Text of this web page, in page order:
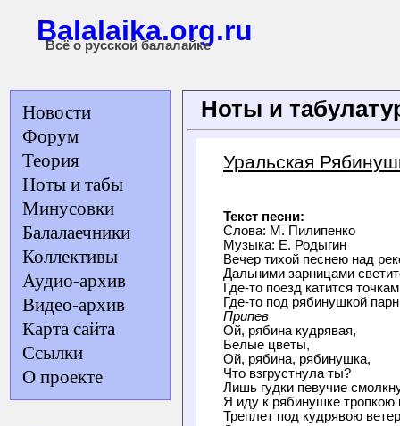
Balalaika.org.ru
Всё о русской балалайке
Новости
Форум
Теория
Ноты и табы
Минусовки
Балалаечники
Коллективы
Аудио-архив
Видео-архив
Карта сайта
Ссылки
О проекте
Ноты и
Уральская
Текст песни:
Слова: М. Пилипенко
Музыка: Е. Родыгин
Вечер тихой песнею над
Дальними зарницами
Где-то поезд катится
Припев
Ой, рябина кудрявая,
Белые цветы,
Ой, рябина, рябинушка,
Что взгрустнула ты?
Лишь гудки певучие
Я иду к рябинушке тропкою
Треплет под кудрявою